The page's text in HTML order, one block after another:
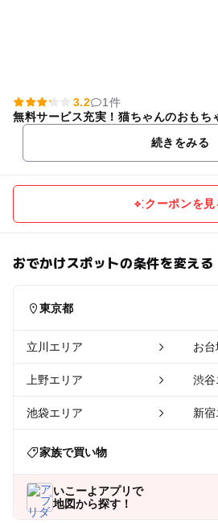
3.2
1件
無料サービス充実！猫ちゃんのおもち
続きをみる
クーポンを見
おでかけスポットの条件を変える
東京都
立川エリア お
上野エリア 渋谷
池袋エリア 新
家族で買い物
いこーよアプリで
地図から探す！